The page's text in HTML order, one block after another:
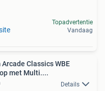
Topadvertentie
Vandaag
Classics WBE
met Multi....
Details